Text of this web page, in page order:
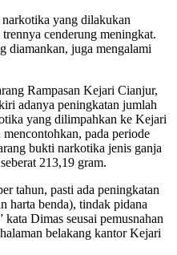
narkotika yang dilakukan
cenderung meningkat.
diamankan, juga mengalami
Rampasan Kejari Cianjur,
adanya peningkatan jumlah
yang dilimpahkan ke Kejari
pada periode
bukti narkotika jenis ganja
213,19 gram.
tahun, pasti ada peningkatan
harta benda), tindak pidana
Dimas seusai pemusnahan
belakang kantor Kejari